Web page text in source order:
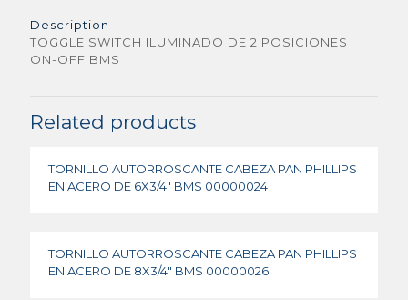
Description
TOGGLE SWITCH ILUMINADO DE 2 POSICIONES
ON-OFF BMS
Related products
TORNILLO AUTORROSCANTE CABEZA PAN PHILLIPS
EN ACERO DE 6X3/4″ BMS 00000024
TORNILLO AUTORROSCANTE CABEZA PAN PHILLIPS
EN ACERO DE 8X3/4″ BMS 00000026